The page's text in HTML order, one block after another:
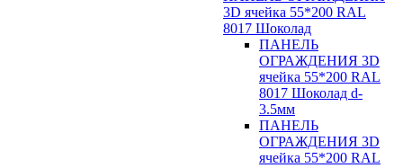
3D ячейка 55*200 RAL
8017 Шоколад
ПАНЕЛЬ
ОГРАЖДЕНИЯ 3D
ячейка 55*200 RAL
8017 Шоколад d-
3.5мм
ПАНЕЛЬ
ОГРАЖДЕНИЯ 3D
ячейка 55*200 RAL